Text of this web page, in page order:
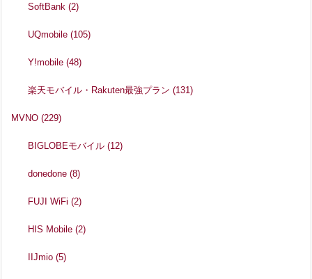
SoftBank(2)
UQmobile(105)
Y!mobile(48)
楽天モバイル・Rakuten最強プラン(131)
MVNO (229)
BIGLOBEモバイル(12)
donedone(8)
FUJI WiFi(2)
HIS Mobile(2)
IIJmio(5)